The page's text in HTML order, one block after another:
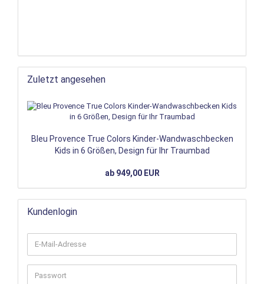
Zuletzt angesehen
Bleu Provence True Colors Kinder-Wandwaschbecken
Kids in 6 Größen, Design für Ihr Traumbad
ab 949,00 EUR
Kundenlogin